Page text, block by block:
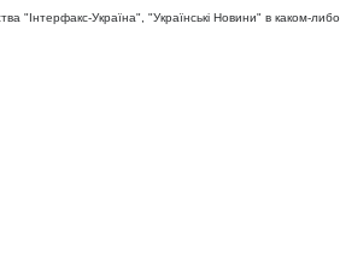
"Iнтерфакс-Україна", "Українськi Новини" в каком-